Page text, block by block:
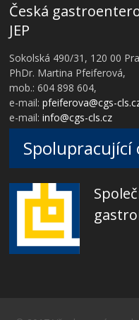
Česká
JEP
Sokolská 490/31, 120 00
PhDr. Martina Pfeiferová,
mob.: 604 898 604,
e-mail:pfeiferova@cgs-
e-mail:info@cgs-cls.cz
Spolupracující